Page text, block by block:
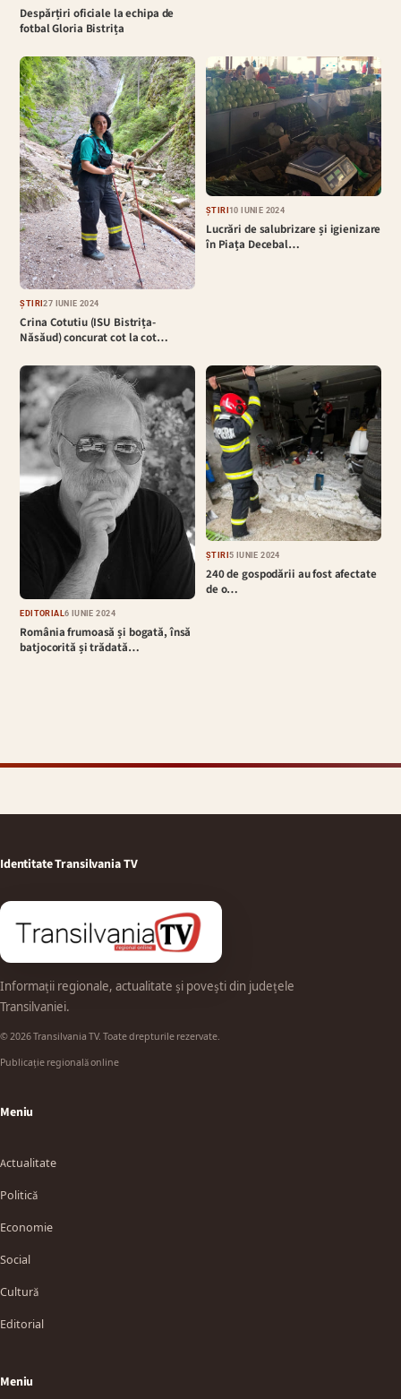
Despărțiri oficiale la echipa de
fotbal Gloria Bistrița
ȘTIRI27 IUNIE 2024
Crina Cotutiu (ISU Bistrița-
Năsăud) concurat cot la cot…
ȘTIRI10 IUNIE 2024
Lucrări de salubrizare și igienizare
în Piața Decebal…
EDITORIAL6 IUNIE 2024
România frumoasă și bogată, însă
batjocorită și trădată…
ȘTIRI5 IUNIE 2024
240 de gospodării au fost afectate
de o…
Identitate Transilvania TV
Informații regionale, actualitate și povești din județele
Transilvaniei.
© 2026 Transilvania TV. Toate drepturile rezervate.
Publicație regională online
Meniu
Actualitate
Politică
Economie
Social
Cultură
Editorial
Meniu